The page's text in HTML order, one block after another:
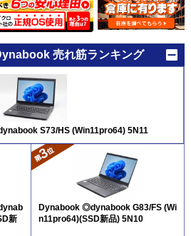
売れ筋ランキング
S73/HS (Win11pro64) 5N11
新
Dynabook ◎dynabook G83/FS (Wi
n11pro64)(SSD新品) 5N10